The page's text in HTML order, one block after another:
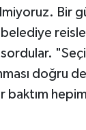
Bir
doğru
baktım